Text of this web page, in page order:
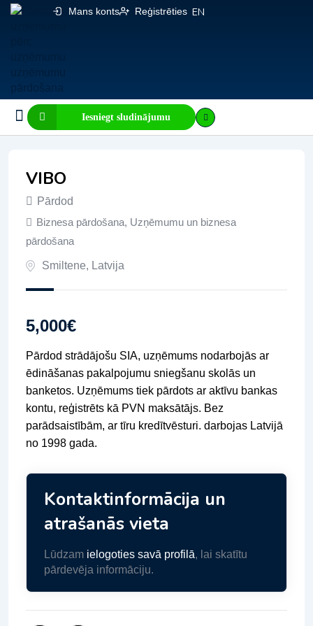
Mans konts Reģistrēties EN
Iesniegt sludinājumu
VIBO
Pārdod
Biznesa pārdošana, Uzņēmumu un biznesa
pārdošana
Smiltene, Latvija
5,000€
Pārdod strādājošu SIA, uzņēmums nodarbojās ar
ēdināšanas pakalpojumu sniegšanu skolās un
banketos. Uzņēmums tiek pārdots ar aktīvu bankas
kontu, reģistrēts kā PVN maksātājs. Bez
parādsaistībām, ar tīru kredītvēsturi. darbojas Latvijā
no 1998 gada.
Kontaktinformācija un
atrašanās vieta
Lūdzam ielogoties savā profilā, lai skatītu
pārdevēja informāciju.